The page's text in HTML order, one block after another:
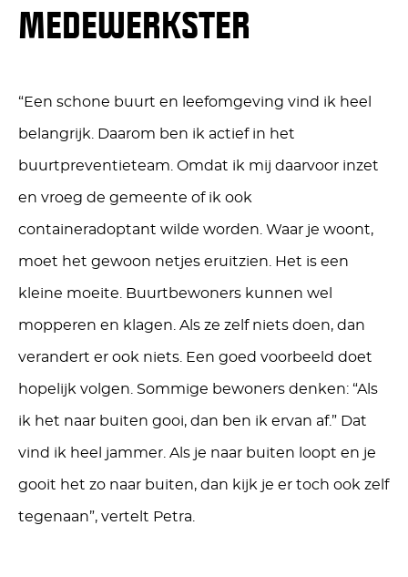
MEDEWERKSTER
“Een schone buurt en leefomgeving vind ik heel
belangrijk. Daarom ben ik actief in het
buurtpreventieteam. Omdat ik mij daarvoor inzet
en vroeg de gemeente of ik ook
containeradoptant wilde worden. Waar je woont,
moet het gewoon netjes eruitzien. Het is een
kleine moeite. Buurtbewoners kunnen wel
mopperen en klagen. Als ze zelf niets doen, dan
verandert er ook niets. Een goed voorbeeld doet
hopelijk volgen. Sommige bewoners denken: “Als
ik het naar buiten gooi, dan ben ik ervan af.” Dat
vind ik heel jammer. Als je naar buiten loopt en je
gooit het zo naar buiten, dan kijk je er toch ook zelf
tegenaan”, vertelt Petra.